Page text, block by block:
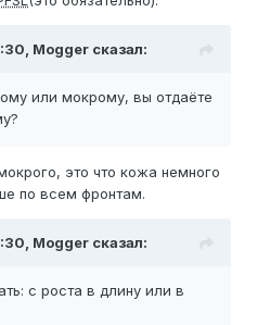
серьёзно: на все 100%
вот
вероятность
из-за разности внешних
Mogger сказал:
или мокрому, вы отдаёте
это что кожа немного
по всем фронтам.
Mogger сказал:
с роста в длину или в